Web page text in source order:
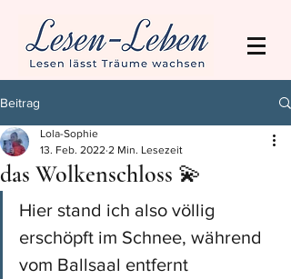
Beitrag
das Wolkenschloss 💫
Lola-Sophie
13. Feb. 2022 2 Min. Lesezeit
Hier stand ich also völlig
erschöpft im Schnee, während
vom Ballsaal entfernt